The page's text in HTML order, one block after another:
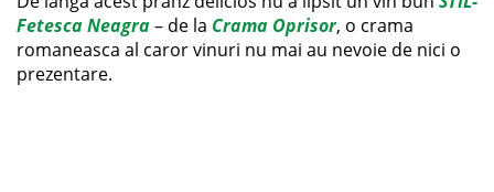
Fetesca Neagra– de la Crama Oprisor, o crama
romaneasca al caror vinuri nu mai au nevoie de nici o
prezentare.